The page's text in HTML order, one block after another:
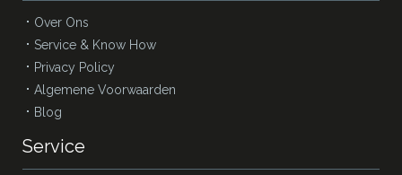
Over Ons
Service & Know How
Privacy Policy
Algemene Voorwaarden
Blog
Service